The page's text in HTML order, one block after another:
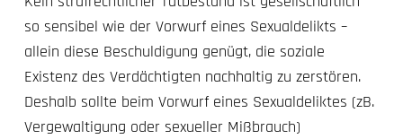
so sensibel wie der Vorwurf eines Sexualdelikts –
allein diese Beschuldigung genügt, die soziale
Existenz des Verdächtigten nachhaltig zu zerstören.
Deshalb sollte beim Vorwurf eines Sexualdeliktes (zB.
Vergewaltigung oder sexueller Mißbrauch)